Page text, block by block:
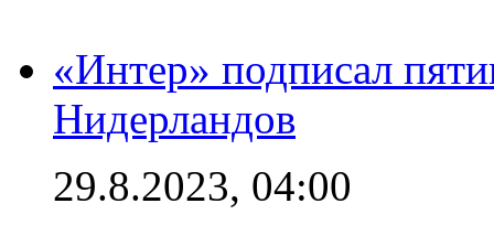
«Интер» подписал
Нидерландов
29.8.2023, 04:00